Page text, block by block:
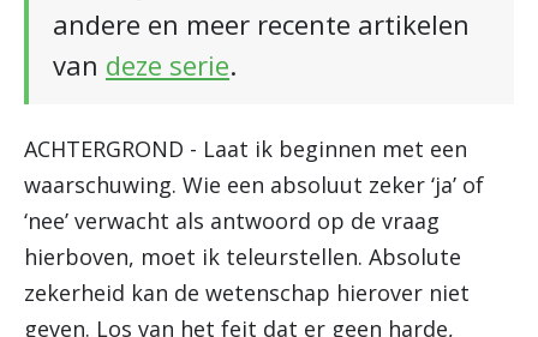
andere en meer recente artikelen
van deze serie.
ACHTERGROND - Laat ik beginnen met een
waarschuwing. Wie een absoluut zeker ‘ja’ of
‘nee’ verwacht als antwoord op de vraag
hierboven, moet ik teleurstellen. Absolute
zekerheid kan de wetenschap hierover niet
geven. Los van het feit dat er geen harde,